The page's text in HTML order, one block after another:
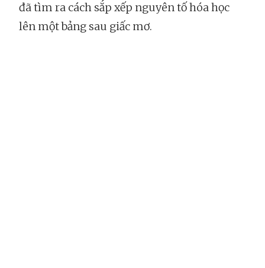
đã tìm ra cách sắp xếp nguyên tố hóa học
lên một bảng sau giấc mơ.